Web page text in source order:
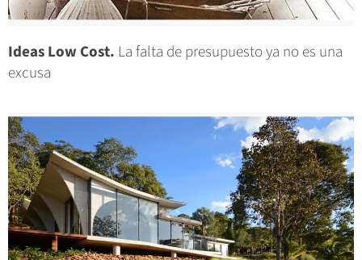
Ideas Low Cost. La falta de presupuesto ya no es una
excusa